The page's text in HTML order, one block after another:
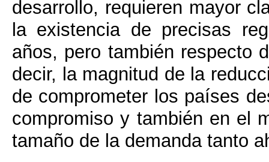
desarrollo, requieren mayor
la existencia de precisas
años, pero también respecto
decir, la magnitud de la
de comprometer los países
compromiso y también en el
tamaño de la demanda tanto